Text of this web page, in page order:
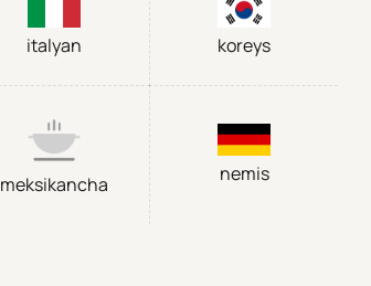
italyan koreys
meksikancha nemis